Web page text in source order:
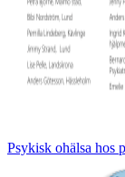
Psykisk ohälsa hos